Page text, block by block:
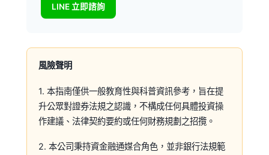
LINE 立即諮詢
風險聲明
1. 本指南僅供一般教育性與科普資訊參考，旨在提
升公眾對證券法規之認識，不構成任何具體投資操
作建議、法律契約要約或任何財務規劃之招攬。
2. 本公司秉持資金融通媒合角色，並非銀行法規範